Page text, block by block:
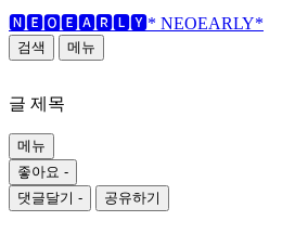
🅽🅴🅾🅴🅰🆁🅻🆈* NEOEARLY*
검색 메뉴
글 제목
메뉴
좋아요 -
댓글달기 - 공유하기